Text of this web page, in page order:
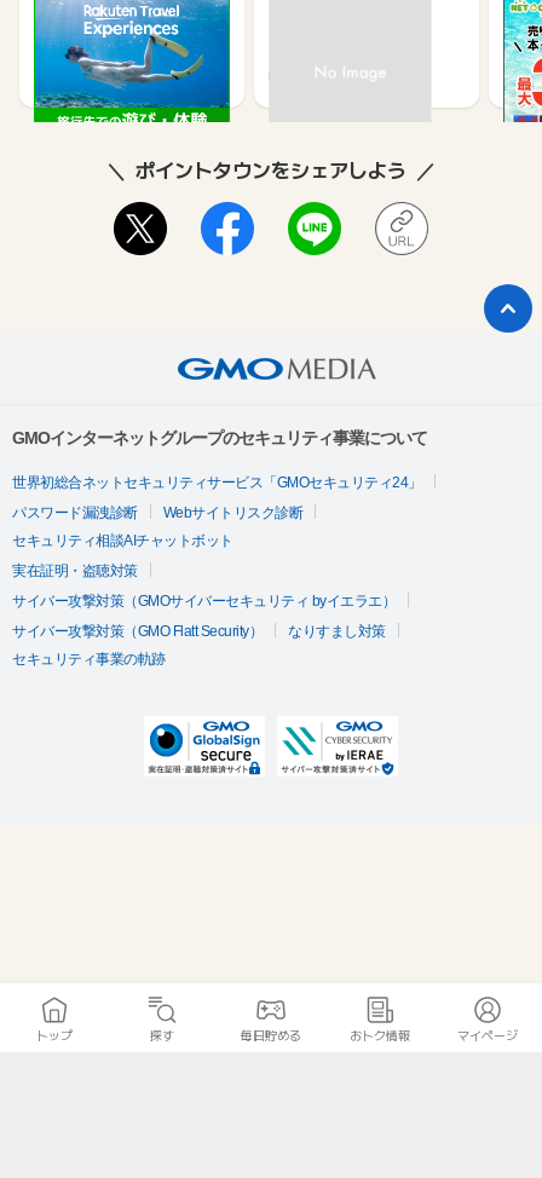
楽天トラベル観光体験
2.5% 1.3%
【
買取
ポイントタウンをシェアしよう
GMOインターネットグループのセキュリティ事業について
世界初総合ネットセキュリティサービス「GMOセキュリティ24」
パスワード漏洩診断
Webサイトリスク診断
セキュリティ相談AIチャットボット
実在証明・盗聴対策
サイバー攻撃対策（GMOサイバーセキュリティ byイエラエ）
サイバー攻撃対策（GMO Flatt Security）
なりすまし対策
セキュリティ事業の軌跡
トップ 探す 毎日貯める おトク情報 マイページ